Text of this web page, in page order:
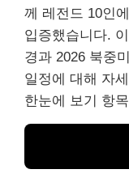
께 레전드 10인
입증했습니다.
경과 2026 북중
일정에 대해 자
한눈에 보기 항